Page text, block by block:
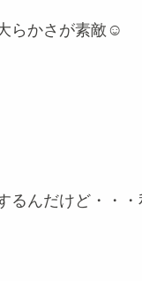
らかさが素敵☺
んだけど・・・